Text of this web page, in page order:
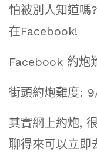
怕被別人知道嗎
在Facebook!
Facebook 約炮
街頭約炮難度:
其實網上約炮,
聊得來可以立即